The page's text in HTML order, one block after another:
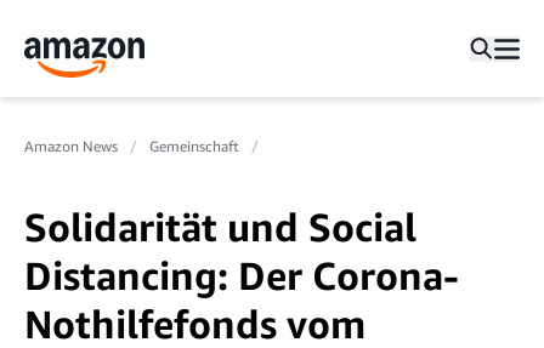
Amazon News Gemeinschaft
Solidarität und Social
Distancing: Der Corona-
Nothilfefonds vom